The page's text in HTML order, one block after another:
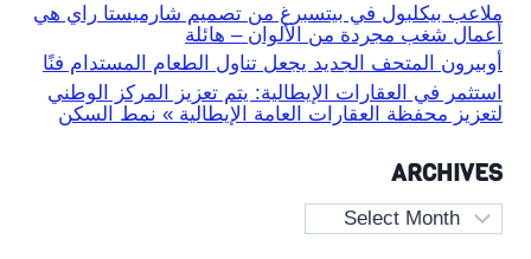
ملاعب بيكلبول في بيتسبرغ من تصميم شارميستا راي هي
أعمال شغب مجردة من الألوان – هائلة
أوبيرون المتحف الجديد يجعل تناول الطعام المستدام فنًا
استثمر في العقارات الإيطالية: يتم تعزيز المركز الوطني
لتعزيز محفظة العقارات العامة الإيطالية » نمط السكن
ARCHIVES
Archives